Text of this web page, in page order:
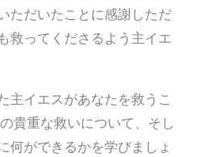
ただいたことに感謝しただ
救ってくださるよう主イエ
主イエスがあなたを救うこ
貴重な救いについて、そし
何ができるかを学びましょ